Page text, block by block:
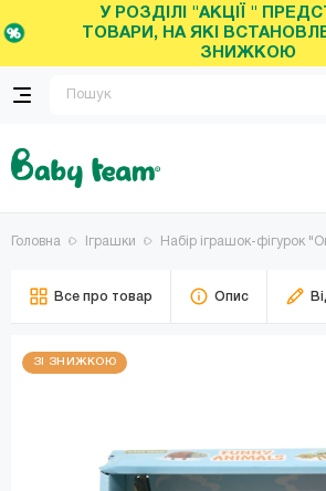
У РОЗДІЛІ "АКЦІЇ "
ТОВАРИ, НА ЯКІ
ЗНИЖКОЮ
Головна Іграшки Набір іграшок-фігурок
Все про товар Опис
ЗІ ЗНИЖКОЮ